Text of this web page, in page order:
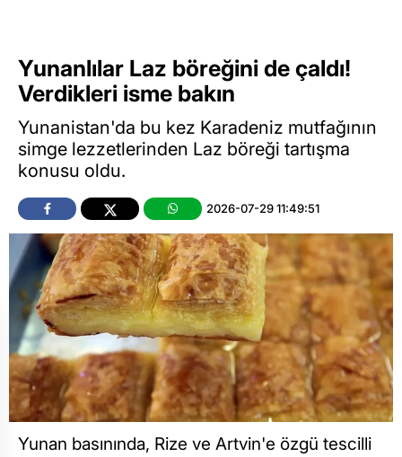
Yunanlılar Laz böreğini de çaldı!
Verdikleri isme bakın
Yunanistan'da bu kez Karadeniz mutfağının
simge lezzetlerinden Laz böreği tartışma
konusu oldu.
2026-07-29 11:49:51
Yunan basınında, Rize ve Artvin'e özgü tescilli